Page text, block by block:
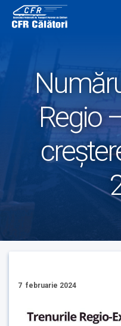
content
Regio
7 februarie 2024